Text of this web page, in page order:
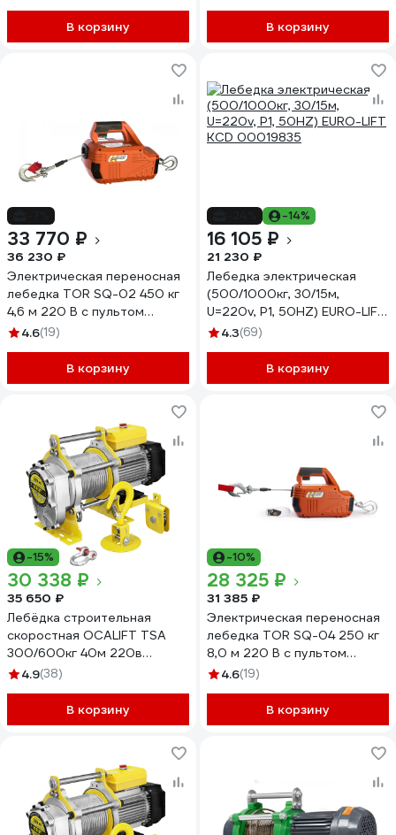
В корзину В корзину
33 770 ₽
36 230 ₽
Электрическая переносная
лебедка TOR SQ-02 450 кг
4,6 м 220 В с пультом
1140456
4.6(19)
В корзину
-14%
16 105 ₽
21 230 ₽
Лебедка электрическая
(500/1000кг, 30/15м,
U=220v, P1, 50HZ) EURO-LIFT
KCD 00019835
4.3(69)
В корзину
-15%
30 338 ₽
35 650 ₽
Лебёдка строительная
скоростная OCALIFT TSA
300/600кг 40м 220в
(алюминиевый корпус)
4.9(38)
В корзину
-10%
28 325 ₽
31 385 ₽
Электрическая переносная
лебедка TOR SQ-04 250 кг
8,0 м 220 В с пультом
1140256
4.6(19)
В корзину